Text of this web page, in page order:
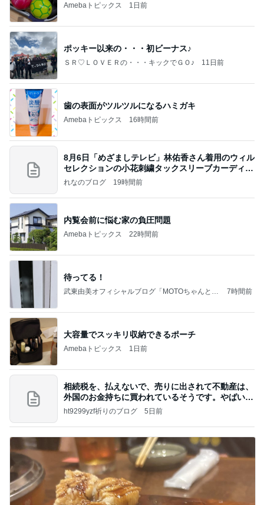
Amebaトピックス 1日前
ポッキー以来の・・・初ビーナス♪
ＳＲ♡ＬＯＶＥＲの・・・キックでＧＯ♪ 11日前
歯の表面がツルツルになるハミガキ
Amebaトピックス 16時間前
8月6日「めざましテレビ」林佑香さん着用のウィル
セレクションの小花刺繍タックスリーブカーディガ
ン
れなのブログ 19時間前
内覧会前に悩む家の負圧問題
Amebaトピックス 22時間前
待ってる！
武東由美オフィシャルブログ「MOTOちゃんとの
7時間前
大容量でスッキリ収納できるポーチ
Amebaトピックス 1日前
相続税を、払えないで、売りに出されて不動産は、
外国のお金持ちに買われているそうです。やばいで
すよ
ht9299yzf祈りのブログ 5日前